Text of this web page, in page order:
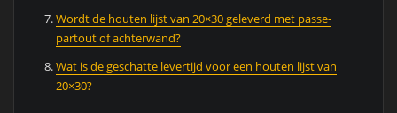
Wordt de houten lijst van 20×30 geleverd met passe-
partout of achterwand?
Wat is de geschatte levertijd voor een houten lijst van
20×30?